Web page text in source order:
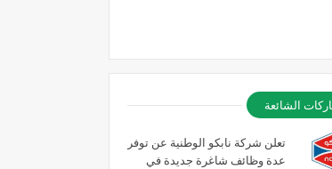
الشائعة
تعلن شركة نابكو الوطنية عن توفر
عدة وظائف شاغرة جديدة في